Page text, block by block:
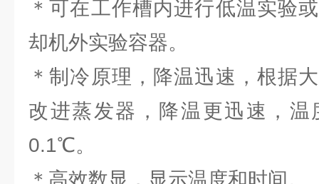
＊可在工作槽内进行低温实验
却机外实验容器。
＊制冷原理，降温迅速，根据
改进蒸发器，降温更迅速，
0.1℃。
＊高效数显，显示温度和时间。